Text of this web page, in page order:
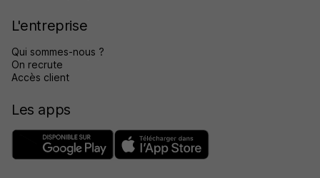
L'entreprise
Qui sommes-nous ?
On recrute
Accès client
Les apps